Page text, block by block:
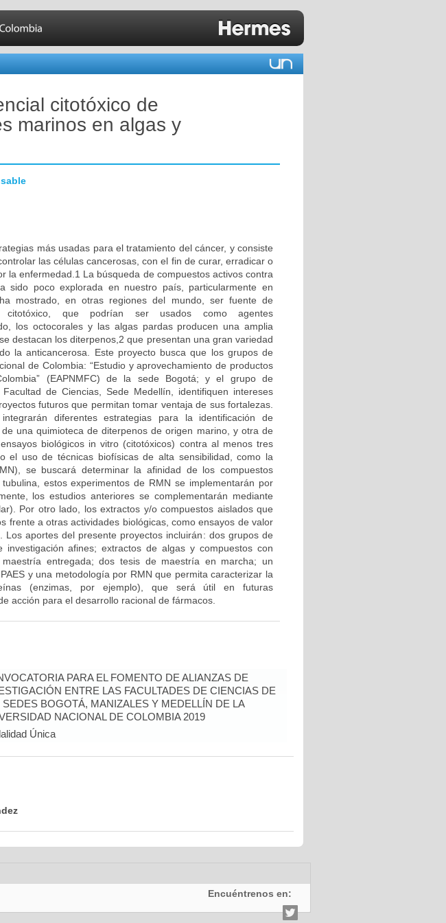
citotóxico de
marinos en algas y
más usadas para el tratamiento del cáncer, y consiste
las células cancerosas, con el fin de curar, erradicar o
la enfermedad.1 La búsqueda de compuestos activos contra
sido poco explorada en nuestro país, particularmente en
mostrado, en otras regiones del mundo, ser fuente de
citotóxico, que podrían ser usados como agentes
los octocorales y las algas pardas producen una amplia
destacan los diterpenos,2 que presentan una gran variedad
la anticancerosa. Este proyecto busca que los grupos de
de Colombia: “Estudio y aprovechamiento de productos
(EAPNMFC) de la sede Bogotá; y el grupo de
de Ciencias, Sede Medellín, identifiquen intereses
futuros que permitan tomar ventaja de sus fortalezas.
diferentes estrategias para la identificación de
una quimioteca de diterpenos de origen marino, y otra de
biológicos in vitro (citotóxicos) contra al menos tres
el uso de técnicas biofísicas de alta sensibilidad, como la
se buscará determinar la afinidad de los compuestos
estos experimentos de RMN se implementarán por
los estudios anteriores se complementarán mediante
Por otro lado, los extractos y/o compuestos aislados que
frente a otras actividades biológicas, como ensayos de valor
Los aportes del presente proyectos incluirán: dos grupos de
afines; extractos de algas y compuestos con
entregada; dos tesis de maestría en marcha; un
y una metodología por RMN que permita caracterizar la
(enzimas, por ejemplo), que será útil en futuras
acción para el desarrollo racional de fármacos.
PARA EL FOMENTO DE ALIANZAS DE
ENTRE LAS FACULTADES DE CIENCIAS DE
SEDES BOGOTÁ, MANIZALES Y MEDELLÍN DE LA
NACIONAL DE COLOMBIA 2019
Única
Encuéntrenos en: